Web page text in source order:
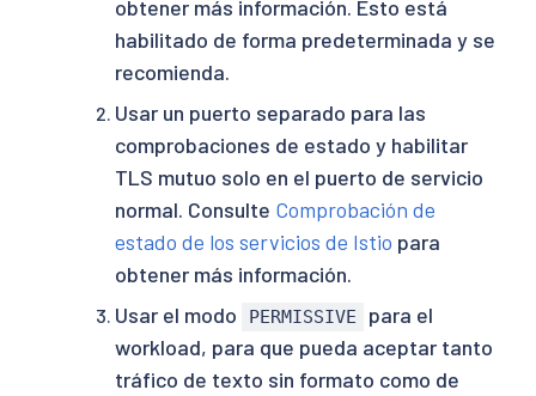
obtener más información. Esto está
habilitado de forma predeterminada y se
recomienda.
Usar un puerto separado para las
comprobaciones de estado y habilitar
TLS mutuo solo en el puerto de servicio
normal. Consulte Comprobación de
estado de los servicios de Istio para
obtener más información.
Usar el modo
PERMISSIVE
para el
workload, para que pueda aceptar tanto
tráfico de texto sin formato como de